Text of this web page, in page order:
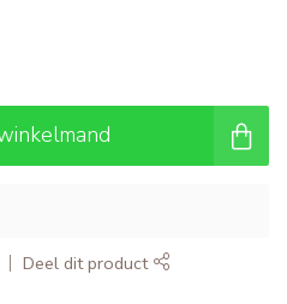
Deel dit product